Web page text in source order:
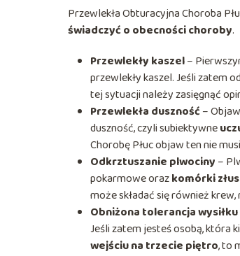
Przewlekła Obturacyjna Choroba
świadczyć o obecności choroby.
Przewlekły kaszel–
przewlekły kaszel. Jeśli zatem
tej sytuacji należy zasięgnąć
Przewlekła duszność –
duszność, czyli subiektywne
Chorobę Płuc objaw ten nie
Odkrztuszanie plwociny –
pokarmowe orazkomórki
może składać się również
Obniżona tolerancja wysiłku
Jeśli zatem jesteś osobą, która
wejściu na trzecie piętro, to